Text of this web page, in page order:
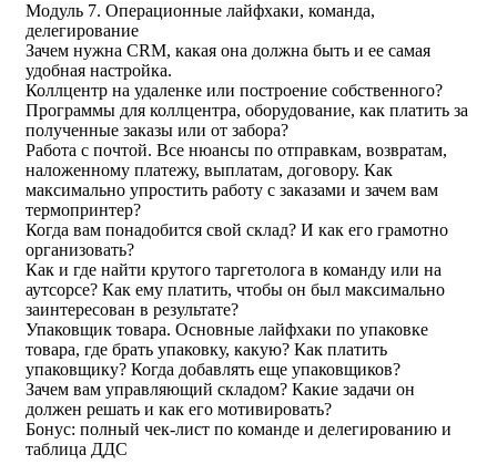
Модуль 7. Операционные лайфхаки, команда,
делегирование
Зачем нужна CRM, какая она должна быть и ее самая
удобная настройка.
Коллцентр на удаленке или построение собственного?
Программы для коллцентра, оборудование, как платить за
полученные заказы или от забора?
Работа с почтой. Все нюансы по отправкам, возвратам,
наложенному платежу, выплатам, договору. Как
максимально упростить работу с заказами и зачем вам
термопринтер?
Когда вам понадобится свой склад? И как его грамотно
организовать?
Как и где найти крутого таргетолога в команду или на
аутсорсе? Как ему платить, чтобы он был максимально
заинтересован в результате?
Упаковщик товара. Основные лайфхаки по упаковке
товара, где брать упаковку, какую? Как платить
упаковщику? Когда добавлять еще упаковщиков?
Зачем вам управляющий складом? Какие задачи он
должен решать и как его мотивировать?
Бонус: полный чек-лист по команде и делегированию и
таблица ДДС